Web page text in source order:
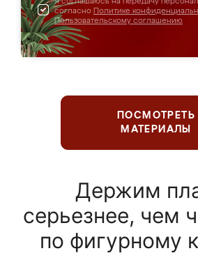
согласно Политике
Пользовательскому соглашению
ПОСМОТРЕТЬ
МАТЕРИАЛЫ
Держим
серьезнее, чем
по фигурному